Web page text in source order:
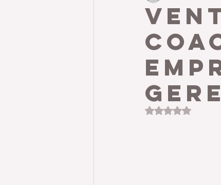
Obtuvo NaN de